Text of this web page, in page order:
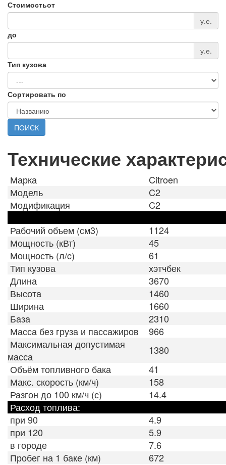
Стоимостьот
у.е.
до
у.е.
Тип кузова
Сортировать по
ПОИСК
Технические
Марка
Citroen
Модель
C2
Модификация
C2
Рабочий объем (см3)
1124
Мощность (кВт)
45
Мощность (л/c)
61
Тип кузова
хэтчбек
Длина
3670
Высота
1460
Ширина
1660
База
2310
Масса без груза и пассажиров
966
Максимальная допустимая
масса
1380
Объём топливного бака
41
Макс. скорость (км/ч)
158
Разгон до 100 км/ч (с)
14.4
Расход топлива:
при 90
4.9
при 120
5.9
в городе
7.6
Пробег на 1 баке (км)
672